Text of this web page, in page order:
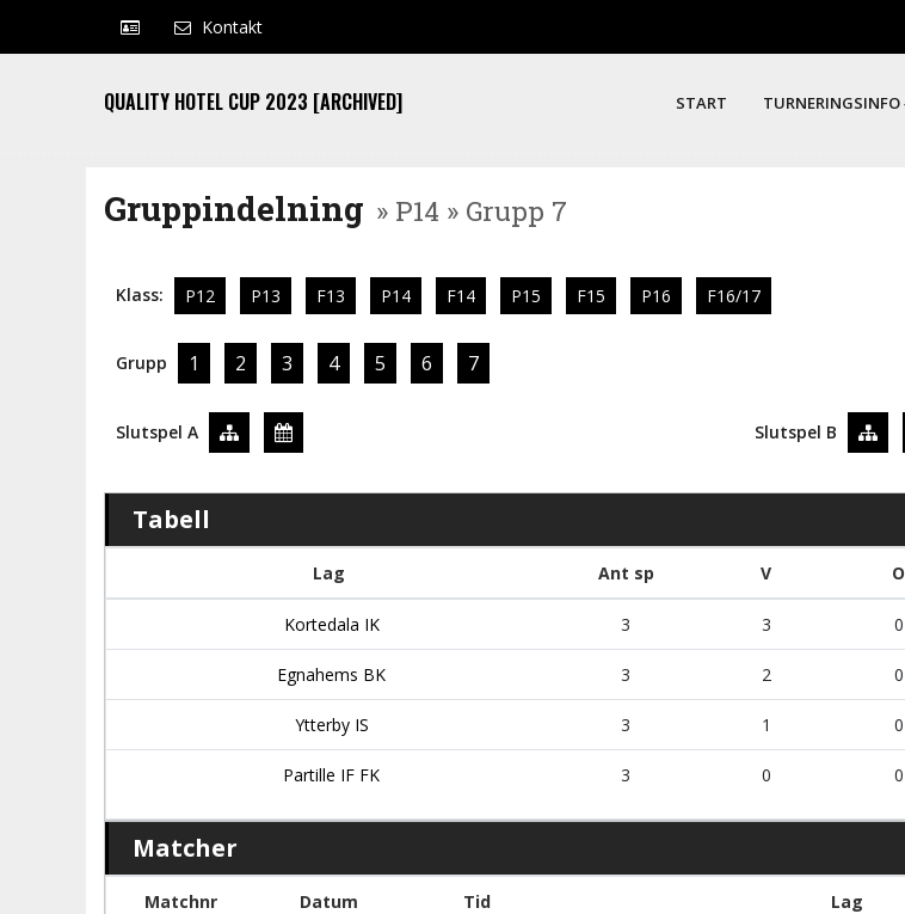
Kontakt
QUALITY HOTEL CUP 2023 [ARCHIVED] START TURNERINGSINFO
Gruppindelning » P14 » Grupp 7
Klass: P12 P13 F13 P14 F14 P15 F15 P16 F16/17
Grupp 1 2 3 4 5 6 7
Slutspel A Slutspel B
Tabell
Lag Ant sp V O
Kortedala IK 3 3 0
Egnahems BK 3 2 0
Ytterby IS 3 1 0
Partille IF FK 3 0 0
Matcher
Matchnr Datum Tid Lag